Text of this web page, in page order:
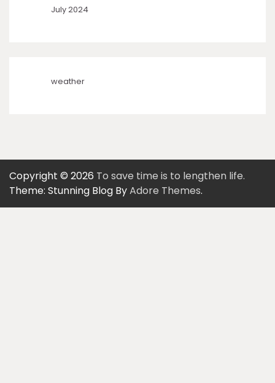
July 2024
weather
Copyright © 2026 To save time is to lengthen life.
Theme: Stunning Blog ByAdore Themes.